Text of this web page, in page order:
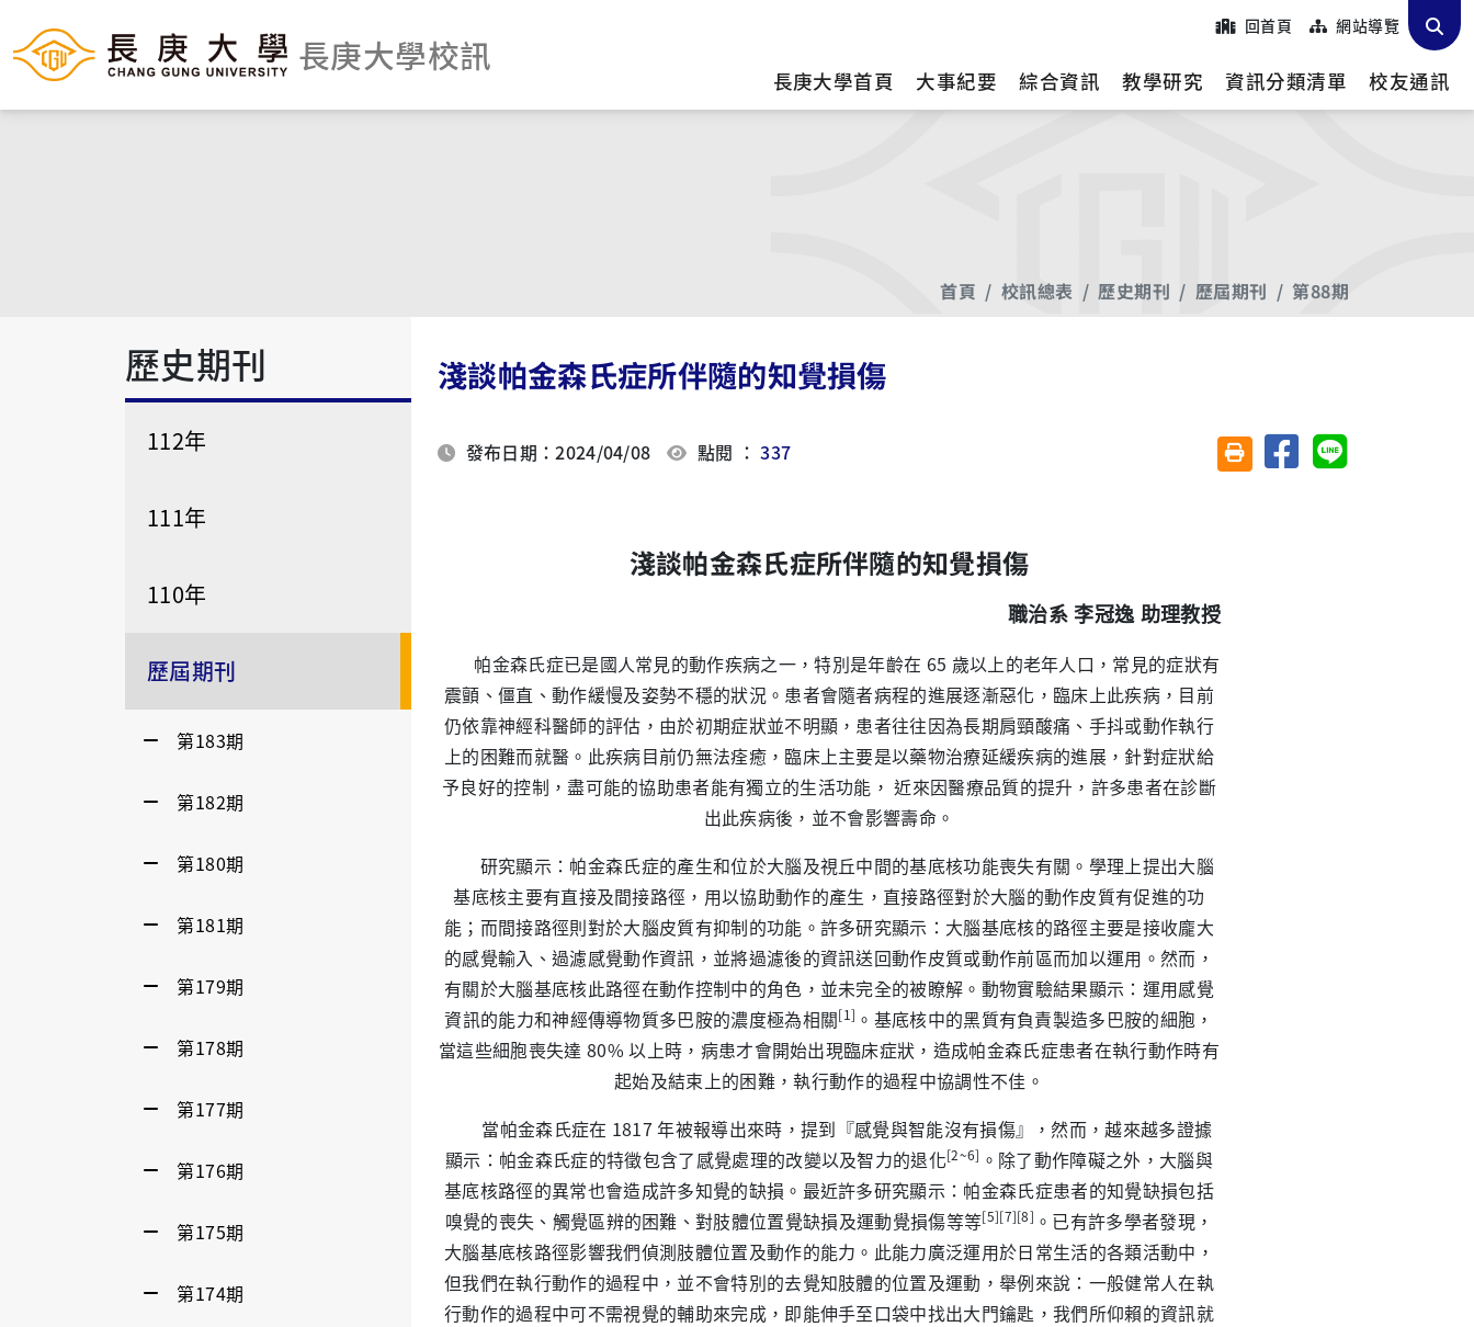
長庚大學校訊
回首頁 網站導覽
長庚大學首頁 大事紀要 綜合資訊 教學研究 資訊分類清單 校友通訊
首頁 校訊總表 歷史期刊 歷屆期刊 第88期
歷史期刊
112年
111年
110年
歷屆期刊
第183期
第182期
第180期
第181期
第179期
第178期
第177期
第176期
第175期
第174期
淺談帕金森氏症所伴隨的知覺損傷
發布日期：2024/04/08 點閱 ：337 友善列印(另開視窗)
分享至臉書分享至 Line
淺談帕金森氏症所伴隨的知覺損傷
職治系 李冠逸 助理教授
帕金森氏症已是國人常見的動作疾病之一，特別是年齡在 65 歲以上的老年人口，常見的症狀有
震顫、僵直、動作緩慢及姿勢不穩的狀況。患者會隨者病程的進展逐漸惡化，臨床上此疾病，目前
仍依靠神經科醫師的評估，由於初期症狀並不明顯，患者往往因為長期肩頸酸痛、手抖或動作執行
上的困難而就醫。此疾病目前仍無法痊癒，臨床上主要是以藥物治療延緩疾病的進展，針對症狀給
予良好的控制，盡可能的協助患者能有獨立的生活功能， 近來因醫療品質的提升，許多患者在診斷
出此疾病後，並不會影響壽命。
研究顯示：帕金森氏症的產生和位於大腦及視丘中間的基底核功能喪失有關。學理上提出大腦
基底核主要有直接及間接路徑，用以協助動作的產生，直接路徑對於大腦的動作皮質有促進的功
能；而間接路徑則對於大腦皮質有抑制的功能。許多研究顯示：大腦基底核的路徑主要是接收龐大
的感覺輸入、過濾感覺動作資訊，並將過濾後的資訊送回動作皮質或動作前區而加以運用。然而，
有關於大腦基底核此路徑在動作控制中的角色，並未完全的被瞭解。動物實驗結果顯示：運用感覺
資訊的能力和神經傳導物質多巴胺的濃度極為相關[1] 。基底核中的黑質有負責製造多巴胺的細胞，
當這些細胞喪失達 80% 以上時，病患才會開始出現臨床症狀，造成帕金森氏症患者在執行動作時有
起始及結束上的困難，執行動作的過程中協調性不佳。
當帕金森氏症在 1817 年被報導出來時，提到『感覺與智能沒有損傷』，然而，越來越多證據
顯示：帕金森氏症的特徵包含了感覺處理的改變以及智力的退化[2~6] 。除了動作障礙之外，大腦與
基底核路徑的異常也會造成許多知覺的缺損。最近許多研究顯示：帕金森氏症患者的知覺缺損包括
嗅覺的喪失、觸覺區辨的困難、對肢體位置覺缺損及運動覺損傷等等[5][7][8] 。已有許多學者發現，
大腦基底核路徑影響我們偵測肢體位置及動作的能力。此能力廣泛運用於日常生活的各類活動中，
但我們在執行動作的過程中，並不會特別的去覺知肢體的位置及運動，舉例來說：一般健常人在執
行動作的過程中可不需視覺的輔助來完成，即能伸手至口袋中找出大門鑰匙，我們所仰賴的資訊就